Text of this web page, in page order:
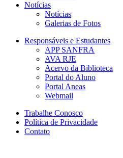
Notícias
Notícias
Galerias de Fotos
Responsáveis e Estudantes
APP SANFRA
AVA RJE
Acervo da Biblioteca
Portal do Aluno
Portal Aneas
Webmail
Trabalhe Conosco
Política de Privacidade
Contato